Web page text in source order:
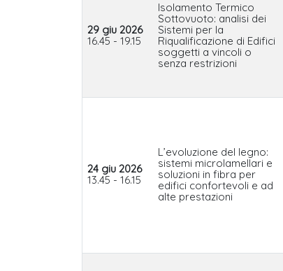
29 giu 2026
16.45 - 19.15
Isolamento Termico
Sottovuoto: analisi dei
Sistemi per la
Riqualificazione di Edifici
soggetti a vincoli o
senza restrizioni
24 giu 2026
13.45 - 16.15
L’evoluzione del legno:
sistemi microlamellari e
soluzioni in fibra per
edifici confortevoli e ad
alte prestazioni